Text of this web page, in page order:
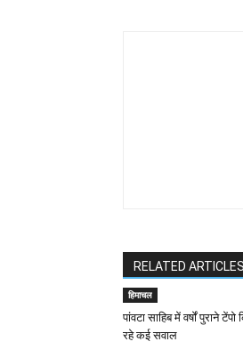
RELATED ARTICLES
हिमाचल
पांवटा साहिब में वर्षों पुराने
रहे कई सवाल